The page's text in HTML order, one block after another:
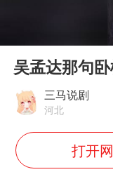
Play
吴孟达那句
三马说剧
河北
打开